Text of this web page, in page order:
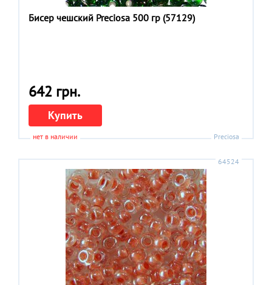
Бисер чешский Preciosa 500 гр (57129)
642 грн.
Купить
нет в наличии Preciosa
64524